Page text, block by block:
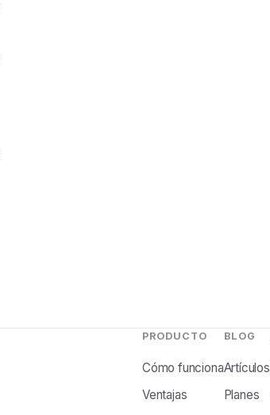
PRODUCTO
Cómo funciona
Ventajas
BLOG
Artículos
Planes